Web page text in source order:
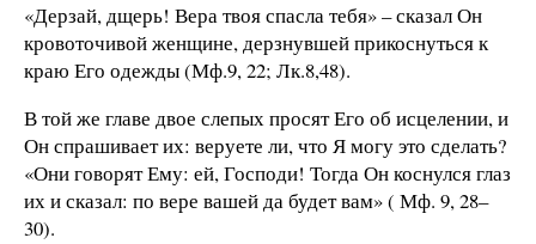
«Дерзай, дщерь! Вера твоя спасла тебя» – сказал Он
кровоточивой женщине, дерзнувшей прикоснуться к
краю Его одежды (Мф.9, 22; Лк.8,48).
В той же главе двое слепых просят Его об исцелении, и
Он спрашивает их: веруете ли, что Я могу это сделать?
«Они говорят Ему: ей, Господи! Тогда Он коснулся глаз
их и сказал: по вере вашей да будет вам» ( Мф. 9, 28–
30).